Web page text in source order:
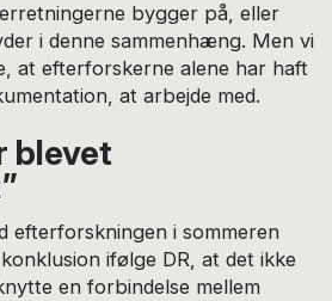
bygger på, eller
i denne sammenhæng. Men vi
at efterforskerne alene har haft
at arbejde med.
blevet
efterforskningen i sommeren
ifølge DR, at det ikke
en forbindelse mellem